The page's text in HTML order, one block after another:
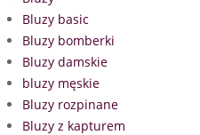
Bluzy basic
Bluzy bomberki
Bluzy damskie
bluzy męskie
Bluzy rozpinane
Bluzy z kapturem